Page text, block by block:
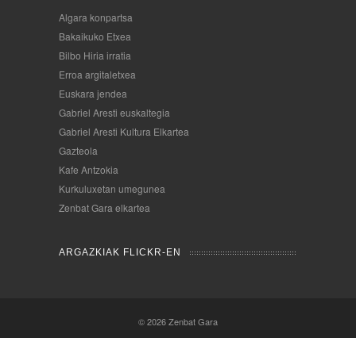
Algara konpartsa
Bakaikuko Etxea
Bilbo Hiria irratia
Erroa argitaletxea
Euskara jendea
Gabriel Aresti euskaltegia
Gabriel Aresti Kultura Elkartea
Gazteola
Kafe Antzokia
Kurkuluxetan umegunea
Zenbat Gara elkartea
ARGAZKIAK FLICKR-EN
© 2026Zenbat Gara